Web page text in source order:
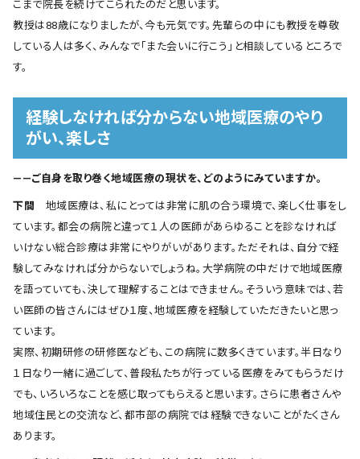
こまで院長を続けてこられたのだと思います。
教授は88歳になりましたが、今も元気です。先輩らの中にも教授を尊敬
している人は多く、みんなで「また会いに行こう」と相談しているところで
す。
経験しなければ分からない地域医療のやり
がい、楽しさ
――ご自身を取り巻く地域医療の現状を、どのようにみていますか。
下間
地域医療は、私にとっては非常に肌の合う環境で、楽しく仕事をし
ています。都会の病院と違って１人の医師があらゆることを診なければ
いけない総合診療は非常にやりがいがあります。ただそれは、自分で経
験してみなければ分からないでしょうね。大学病院の中だけで地域医療
を語っていても、決して理解することはできません。そういう意味では、若
い医師の皆さんにはぜひ１度、地域医療を経験していただきたいと思っ
ています。
実際、初期研修の研修医なども、この病院に数多くきています。半日なり
１日なり一緒に過ごして、普段私たちが行っている医療をみてもらうだけ
でも、いろいろなことを感じ取ってもらえると思います。さらに患者さんや
地域住民との交流など、都市部の病院では経験できないことがたくさん
あります。